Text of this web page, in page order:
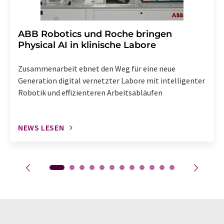
​​​​​​​ABB Robotics und Roche bringen
Physical AI in klinische Labore
Zusammenarbeit ebnet den Weg für eine neue
Generation digital vernetzter Labore mit intelligenter
Robotik und effizienteren Arbeitsabläufen
NEWS LESEN